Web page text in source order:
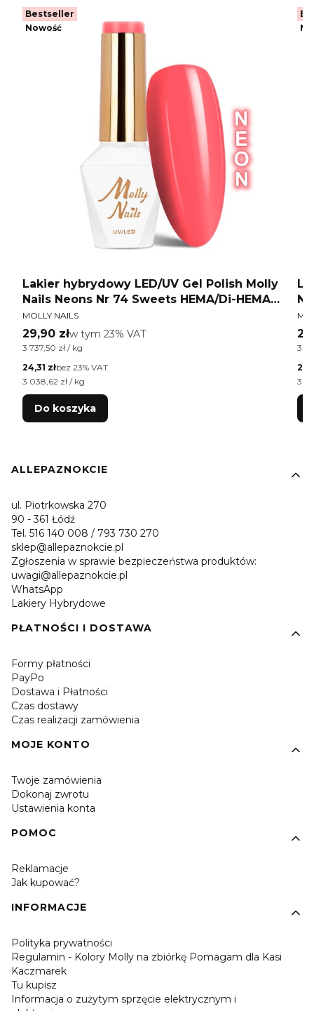
Bestseller
Nowość
Lakier hybrydowy LED/UV Gel Polish Molly
Nails Neons Nr 74 Sweets HEMA/Di-HEMA
Free 8g
PRODUCENT
MOLLY NAILS
Cena brutto
29,90 złw tym %s VAT
w tym 23% VAT
Cena jednostkowa brutto
3 737,50 zł / kg
Cena netto
24,31 złbez 23% VAT
Cena jednostkowa netto
3 038,62 zł / kg
Do koszyka
3
3
Linki w stopce
ALLEPAZNOKCIE
ul. Piotrkowska 270
90 - 361 Łódź
Tel. 516 140 008 / 793 730 270
sklep@allepaznokcie.pl
Zgłoszenia w sprawie bezpieczeństwa produktów:
uwagi@allepaznokcie.pl
WhatsApp
Lakiery Hybrydowe
PŁATNOŚCI I DOSTAWA
Formy płatności
PayPo
Dostawa i Płatności
Czas dostawy
Czas realizacji zamówienia
MOJE KONTO
Twoje zamówienia
Dokonaj zwrotu
Ustawienia konta
POMOC
Reklamacje
Jak kupować?
INFORMACJE
Polityka prywatności
Regulamin - Kolory Molly na zbiórkę Pomagam dla Kasi
Kaczmarek
Tu kupisz
Informacja o zużytym sprzęcie elektrycznym i